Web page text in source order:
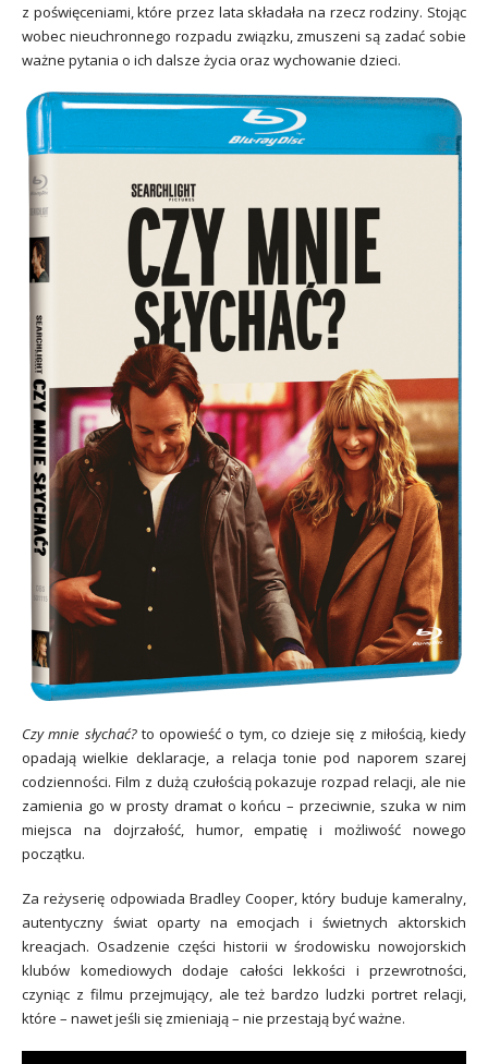
z poświęceniami, które przez lata składała na rzecz rodziny. Stojąc
wobec nieuchronnego rozpadu związku, zmuszeni są zadać sobie
ważne pytania o ich dalsze życia oraz wychowanie dzieci.
Czy mnie słychać?to opowieść o tym, co dzieje się z miłością, kiedy
opadają wielkie deklaracje, a relacja tonie pod naporem szarej
codzienności. Film z dużą czułością pokazuje rozpad relacji, ale nie
zamienia go w prosty dramat o końcu – przeciwnie, szuka w nim
miejsca na dojrzałość, humor, empatię i możliwość nowego
początku.
Za reżyserię odpowiada Bradley Cooper, który buduje kameralny,
autentyczny świat oparty na emocjach i świetnych aktorskich
kreacjach. Osadzenie części historii w środowisku nowojorskich
klubów komediowych dodaje całości lekkości i przewrotności,
czyniąc z filmu przejmujący, ale też bardzo ludzki portret relacji,
które – nawet jeśli się zmieniają – nie przestają być ważne.